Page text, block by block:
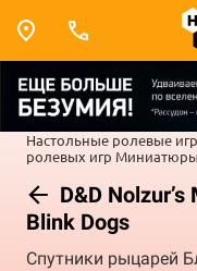
Настольные ролевые
ролевых игр Миниатюры
D&D
Blink Dogs
Спутники рыцарей